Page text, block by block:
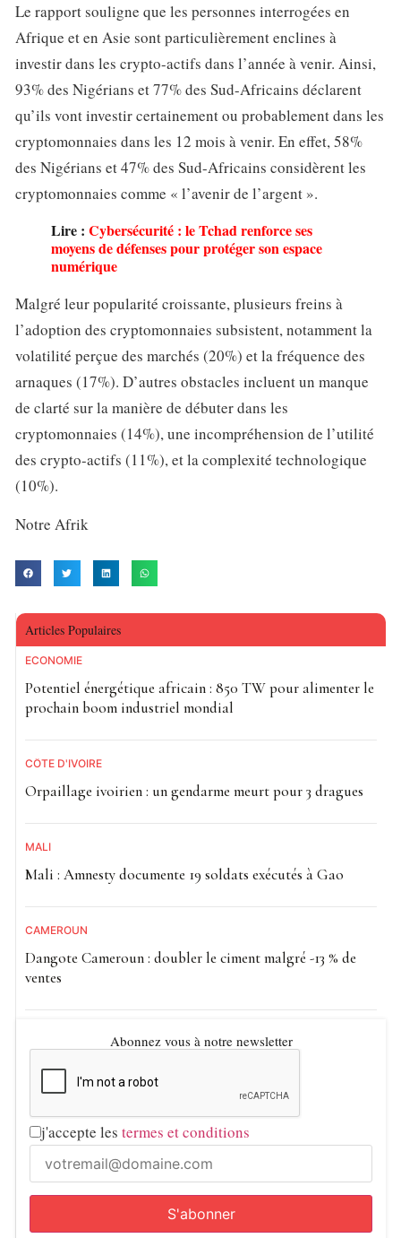
Le rapport souligne que les personnes interrogées en
Afrique et en Asie sont particulièrement enclines à
investir dans les crypto-actifs dans l’année à venir. Ainsi,
93% des Nigérians et 77% des Sud-Africains déclarent
qu’ils vont investir certainement ou probablement dans les
cryptomonnaies dans les 12 mois à venir. En effet, 58%
des Nigérians et 47% des Sud-Africains considèrent les
cryptomonnaies comme « l’avenir de l’argent ».
Lire : Cybersécurité : le Tchad renforce ses
moyens de défenses pour protéger son espace
numérique
Malgré leur popularité croissante, plusieurs freins à
l’adoption des cryptomonnaies subsistent, notamment la
volatilité perçue des marchés (20%) et la fréquence des
arnaques (17%). D’autres obstacles incluent un manque
de clarté sur la manière de débuter dans les
cryptomonnaies (14%), une incompréhension de l’utilité
des crypto-actifs (11%), et la complexité technologique
(10%).
Notre Afrik
Articles Populaires
ECONOMIE
Potentiel énergétique africain : 850 TW pour alimenter le
prochain boom industriel mondial
CÔTE D'IVOIRE
Orpaillage ivoirien : un gendarme meurt pour 3 dragues
MALI
Mali : Amnesty documente 19 soldats exécutés à Gao
CAMEROUN
Dangote Cameroun : doubler le ciment malgré -13 % de
ventes
Abonnez vous à notre newsletter
j'accepte les termes et conditions